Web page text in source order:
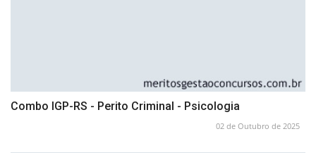
Combo IGP-RS - Perito Criminal - Psicologia
02 de Outubro de 2025